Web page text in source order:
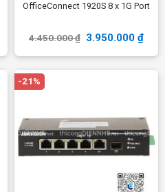
OfficeConnect 1920S 8 x 1G Port
4.450.000₫ 3.950.000₫
-21%